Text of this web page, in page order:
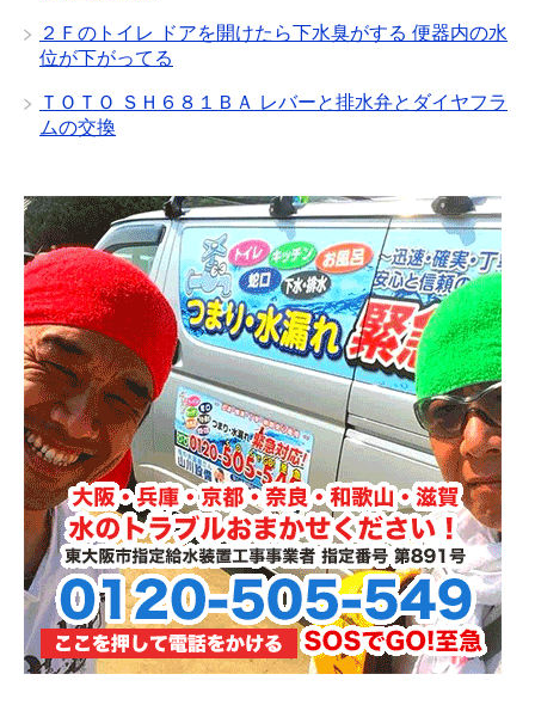
２Ｆのトイレ ドアを開けたら下水臭がする 便器内の水
位が下がってる
ＴＯＴＯ ＳＨ６８１ＢＡ レバーと排水弁とダイヤフラ
ムの交換